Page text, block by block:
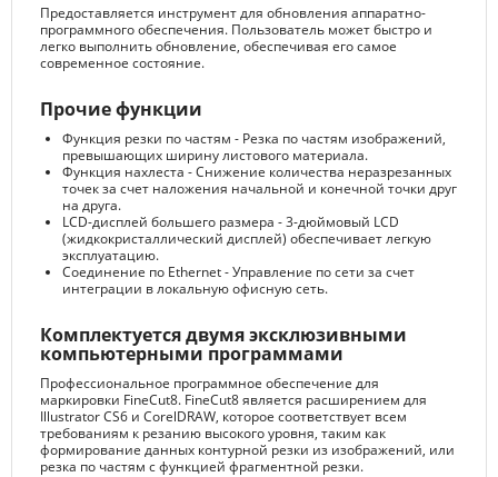
Предоставляется инструмент для обновления аппаратно-
программного обеспечения. Пользователь может быстро и
легко выполнить обновление, обеспечивая его самое
современное состояние.
Прочие функции
Функция резки по частям - Резка по частям изображений,
превышающих ширину листового материала.
Функция нахлеста - Снижение количества неразрезанных
точек за счет наложения начальной и конечной точки друг
на друга.
LCD-дисплей большего размера - 3-дюймовый LCD
(жидкокристаллический дисплей) обеспечивает легкую
эксплуатацию.
Соединение по Ethernet - Управление по сети за счет
интеграции в локальную офисную сеть.
Комплектуется двумя эксклюзивными
компьютерными программами
Профессиональное программное обеспечение для
маркировки FineCut8. FineCut8 является расширением для
Illustrator CS6 и CorelDRAW, которое соответствует всем
требованиям к резанию высокого уровня, таким как
формирование данных контурной резки из изображений, или
резка по частям с функцией фрагментной резки.